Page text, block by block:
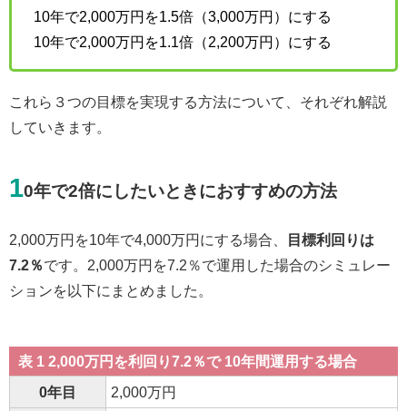
10年で2,000万円を1.5倍（3,000万円）にする
10年で2,000万円を1.1倍（2,200万円）にする
これら３つの目標を実現する方法について、それぞれ解説
していきます。
1 0年で2倍にしたいときにおすすめの方法
2,000万円を10年で4,000万円にする場合、
目標利回りは
7.2％です。2,000万円を7.2％で運用した場合のシミュレー
ションを以下にまとめました。
表 1 2,000万円を利回り7.2％で 10年間運用する場合
0年目 2,000万円